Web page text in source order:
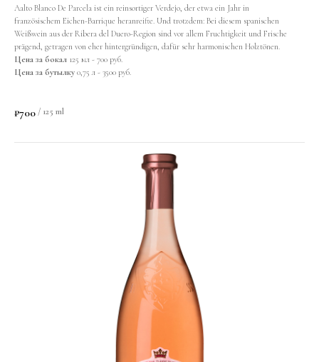
Aalto Blanco De Parcela ist ein reinsortiger Verdejo, der etwa ein Jahr in
französischem Eichen-Barrique heranreifte. Und trotzdem: Bei diesem spanischen
Weißwein aus der Ribera del Duero-Region sind vor allem Fruchtigkeit und Frische
prägend, getragen von eher hintergründigen, dafür sehr harmonischen Holztönen.
Цена за бокал 125 мл - 700 руб.
Цена за бутылку 0,75 л - 3500 руб.
₽700 / 125 ml